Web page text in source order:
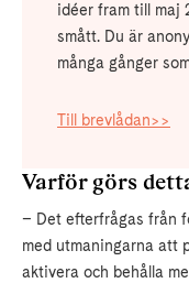
idéer fram till maj
smått. Du är
många gånger
Till brevlådan>>
Varför görs
– Det efterfrågas från
med utmaningarna att
aktivera och behålla